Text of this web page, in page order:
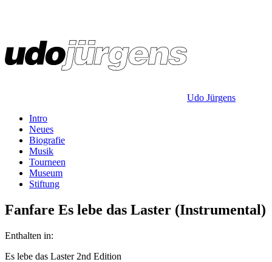
Udo Jürgens
Intro
Neues
Biografie
Musik
Tourneen
Museum
Stiftung
Fanfare Es lebe das Laster (Instrumental)
Enthalten in:
Es lebe das Laster 2nd Edition